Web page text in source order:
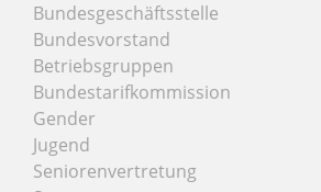
Bundesgeschäftsstelle
Bundesvorstand
Betriebsgruppen
Bundestarifkommission
Gender
Jugend
Seniorenvertretung